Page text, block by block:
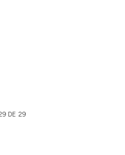
DE 29